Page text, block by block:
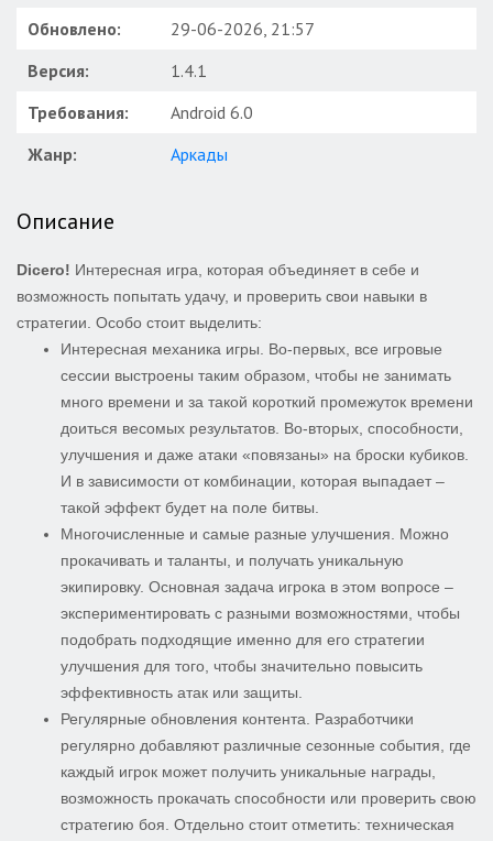
Обновлено:
29-06-2026, 21:57
Версия:
1.4.1
Требования:
Android 6.0
Жанр:
Аркады
Описание
Dicero! Интересная игра, которая объединяет в себе и
возможность попытать удачу, и проверить свои навыки в
стратегии. Особо стоит выделить:
Интересная механика игры. Во-первых, все игровые
сессии выстроены таким образом, чтобы не занимать
много времени и за такой короткий промежуток времени
доиться весомых результатов. Во-вторых, способности,
улучшения и даже атаки «повязаны» на броски кубиков.
И в зависимости от комбинации, которая выпадает –
такой эффект будет на поле битвы.
Многочисленные и самые разные улучшения. Можно
прокачивать и таланты, и получать уникальную
экипировку. Основная задача игрока в этом вопросе –
экспериментировать с разными возможностями, чтобы
подобрать подходящие именно для его стратегии
улучшения для того, чтобы значительно повысить
эффективность атак или защиты.
Регулярные обновления контента. Разработчики
регулярно добавляют различные сезонные события, где
каждый игрок может получить уникальные награды,
возможность прокачать способности или проверить свою
стратегию боя. Отдельно стоит отметить: техническая